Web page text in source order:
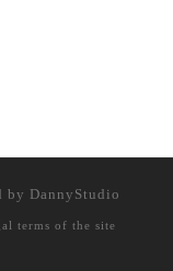
by DannyStudio
terms of the site